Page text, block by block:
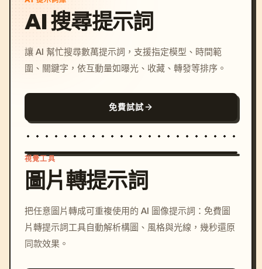
AI 搜尋提示詞
讓 AI 幫忙搜尋數萬提示詞，支援指定模型、時間範
圍、關鍵字，依互動量如曝光、收藏、轉發等排序。
免費試試
c, cyberpunk sunset, neon
colors, 8k --v 6.0
視覺工具
圖片轉提示詞
把任意圖片轉成可重複使用的 AI 圖像提示詞：免費圖
片轉提示詞工具自動解析構圖、風格與光線，幾秒還原
同款效果。